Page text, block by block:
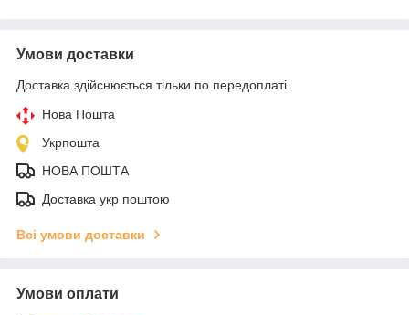
Умови доставки
Доставка здійснюється тільки по передоплаті.
Нова Пошта
Укрпошта
НОВА ПОШТА
Доставка укр поштою
Всі умови доставки
Умови оплати